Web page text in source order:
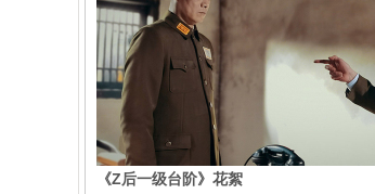
《Z后一级台阶》花絮